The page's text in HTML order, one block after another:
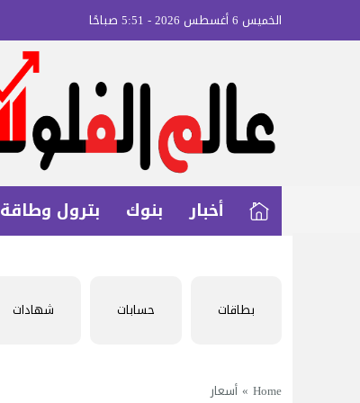
الخميس 6 أغسطس 2026 - 5:51 صباحًا
أخبار بنوك بترول وطاقة
بطاقات حسابات شهادات
Home
» أسعار